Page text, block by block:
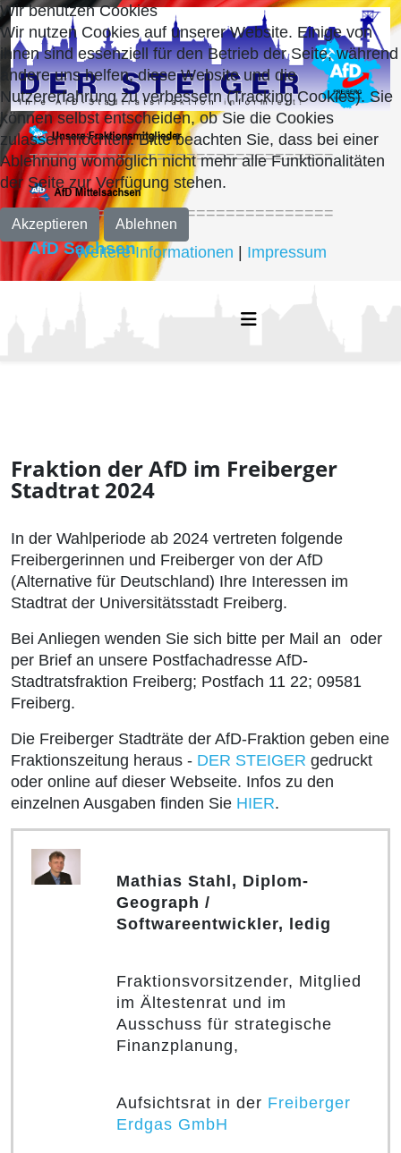
===============================
===============================
AfD Sachsen
Fraktion der AfD im Freiberger
Stadtrat 2024
In der Wahlperiode ab 2024 vertreten folgende
Freibergerinnen und Freiberger von der AfD
(Alternative für Deutschland) Ihre Interessen im
Stadtrat der Universitätsstadt Freiberg.
Bei Anliegen wenden Sie sich bitte per Mail an oder
per Brief an unsere Postfachadresse AfD-
Stadtratsfraktion Freiberg; Postfach 11 22; 09581
Freiberg.
Die Freiberger Stadträte der AfD-Fraktion geben eine
Fraktionszeitung heraus - DER STEIGER gedruckt
oder online auf dieser Webseite. Infos zu den
einzelnen Ausgaben finden Sie HIER.
Mathias Stahl, Diplom-
Geograph /
Softwareentwickler, ledig
Fraktionsvorsitzender, Mitglied
im Ältestenrat und im
Ausschuss für strategische
Finanzplanung,
Aufsichtsrat in der Freiberger
Erdgas GmbH
Wir benutzen Cookies
Wir nutzen Cookies auf unserer Website. Einige von
ihnen sind essenziell für den Betrieb der Seite, während
andere uns helfen, diese Website und die
Nutzererfahrung zu verbessern (Tracking Cookies). Sie
können selbst entscheiden, ob Sie die Cookies
zulassen möchten. Bitte beachten Sie, dass bei einer
Ablehnung womöglich nicht mehr alle Funktionalitäten
der Seite zur Verfügung stehen.
Akzeptieren Ablehnen
Weitere Informationen Impressum